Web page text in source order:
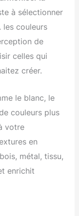
à sélectionner
les couleurs
de
celles qui
créer.
le blanc, le
couleurs plus
votre
en
métal, tissu,
enrichit